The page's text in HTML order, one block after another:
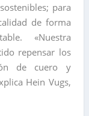
para
de forma
«Nuestra
repensar los
de cuero y
Hein Vugs,